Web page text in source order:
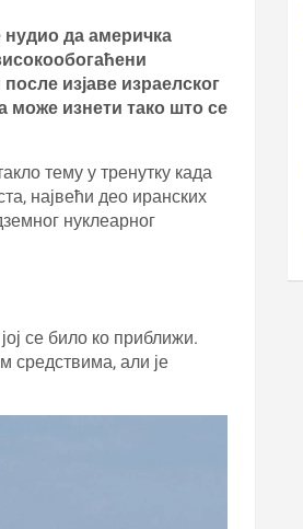
нудио да америчка
изјаве израелског
може изнети тако што се
тему у тренутку када
највећи део иранских
нуклеарног
се било ко приближи.
средствима, али је